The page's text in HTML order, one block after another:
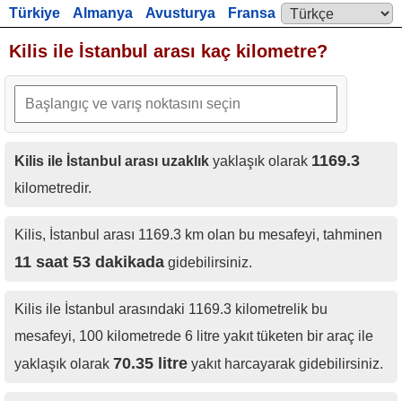
Language:
Türkiye Almanya Avusturya
Fransa
Kilis ile İstanbul arası kaç kilometre?
Kilis ile İstanbul arası uzaklık yaklaşık olarak 1169.3
kilometredir.
Kilis, İstanbul arası 1169.3 km olan bu mesafeyi, tahminen
11 saat 53 dakikada gidebilirsiniz.
Kilis ile İstanbul arasındaki 1169.3 kilometrelik bu
mesafeyi, 100 kilometrede 6 litre yakıt tüketen bir araç ile
yaklaşık olarak 70.35 litre yakıt harcayarak gidebilirsiniz.